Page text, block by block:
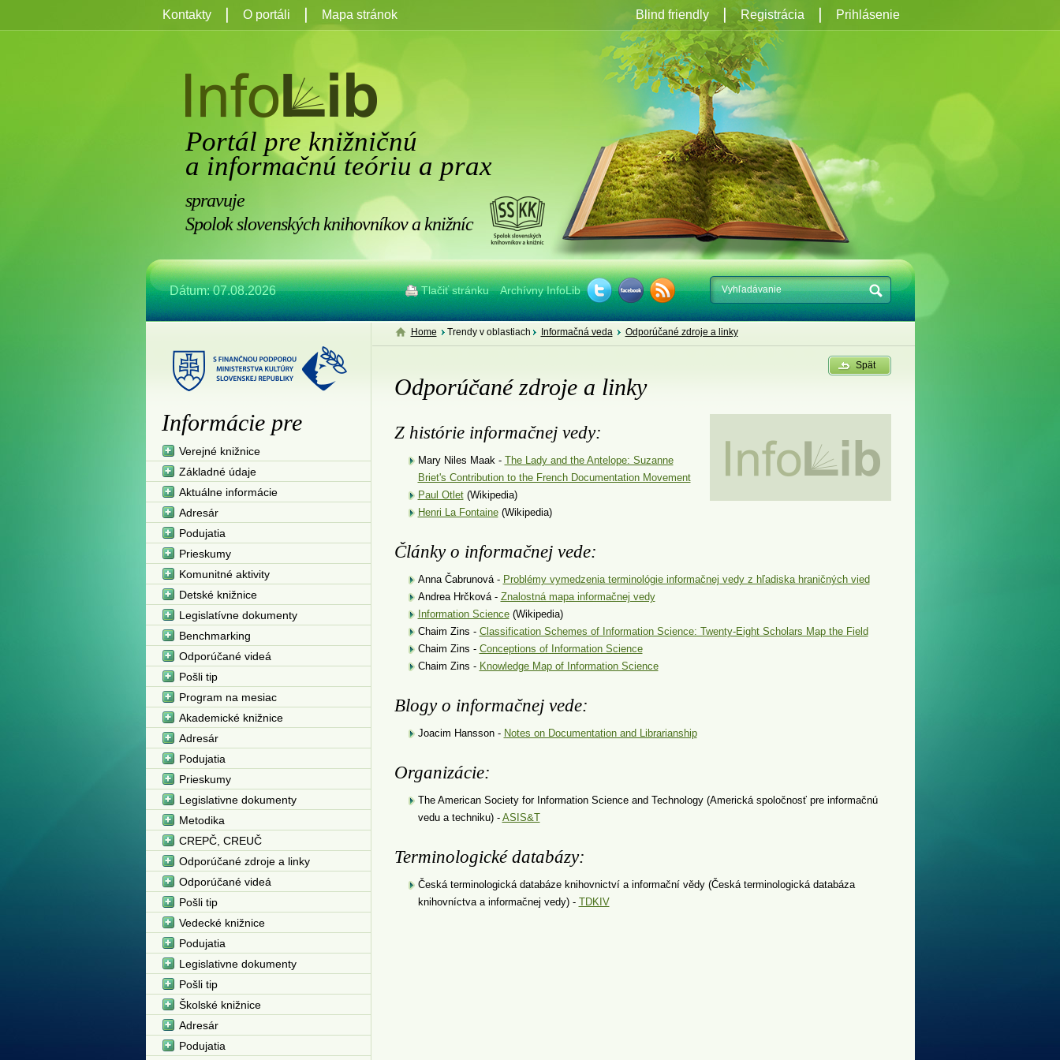
Portál pre knižničnú
a informačnú teóriu a prax
spravuje
Spolok slovenských knihovníkov a knižníc
Dátum: 07.08.2026 Tlačiť stránku Archívny InfoLib
Kontakty O portáli Mapa stránok Registrácia Prihlásenie
Blind friendly
Home Trendy v oblastiach Informačná veda Odporúčané zdroje a linky
Spät
Odporúčané zdroje a linky
Z histórie informačnej vedy:
Mary Niles Maak - The Lady and the Antelope: Suzanne
Briet's Contribution to the French Documentation Movement
Paul Otlet(Wikipedia)
Henri La Fontaine(Wikipedia)
Články o informačnej vede:
Anna Čabrunová - Problémy vymedzenia terminológie informačnej vedy z hľadiska hraničných vied
Andrea Hrčková - Znalostná mapa informačnej vedy
Information Science(Wikipedia)
Chaim Zins - Classification Schemes of Information Science: Twenty-Eight Scholars Map the Field
Chaim Zins - Conceptions of Information Science
Chaim Zins - Knowledge Map of Information Science
Blogy o informačnej vede:
Joacim Hansson - Notes on Documentation and Librarianship
Organizácie:
The American Society for Information Science and Technology (Americká spoločnosť pre informačnú
vedu a techniku) - ASIS&T
Terminologické databázy:
Česká terminologická databáze knihovnictví a informační vědy (Česká terminologická databáza
knihovníctva a informačnej vedy) - TDKIV
Informácie pre
Verejné knižnice
Základné údaje
Aktuálne informácie
Adresár
Podujatia
Prieskumy
Komunitné aktivity
Detské knižnice
Legislatívne dokumenty
Benchmarking
Odporúčané videá
Pošli tip
Program na mesiac
Akademické knižnice
Adresár
Podujatia
Prieskumy
Legislativne dokumenty
Metodika
CREPČ, CREUČ
Odporúčané zdroje a linky
Odporúčané videá
Pošli tip
Vedecké knižnice
Podujatia
Legislativne dokumenty
Pošli tip
Školské knižnice
Adresár
Podujatia